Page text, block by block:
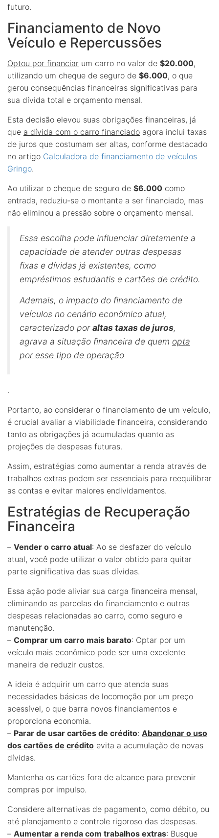
futuro.
Financiamento de Novo
Veículo e Repercussões
Optou por financiar um carro no valor de $20.000,
utilizando um cheque de seguro de $6.000, o que
gerou consequências financeiras significativas para
sua dívida total e orçamento mensal.
Esta decisão elevou suas obrigações financeiras, já
que a dívida com o carro financiado agora inclui taxas
de juros que costumam ser altas, conforme destacado
no artigo Calculadora de financiamento de veículos
Gringo.
Ao utilizar o cheque de seguro de $6.000 como
entrada, reduziu-se o montante a ser financiado, mas
não eliminou a pressão sobre o orçamento mensal.
Essa escolha pode influenciar diretamente a
capacidade de atender outras despesas
fixas e dívidas já existentes, como
empréstimos estudantis e cartões de crédito.
Ademais, o impacto do financiamento de
veículos no cenário econômico atual,
caracterizado poraltas taxas de juros,
agrava a situação financeira de quem opta
por esse tipo de operação
.
Portanto, ao considerar o financiamento de um veículo,
é crucial avaliar a viabilidade financeira, considerando
tanto as obrigações já acumuladas quanto as
projeções de despesas futuras.
Assim, estratégias como aumentar a renda através de
trabalhos extras podem ser essenciais para reequilibrar
as contas e evitar maiores endividamentos.
Estratégias de Recuperação
Financeira
– Vender o carro atual: Ao se desfazer do veículo
atual, você pode utilizar o valor obtido para quitar
parte significativa das suas dívidas.
Essa ação pode aliviar sua carga financeira mensal,
eliminando as parcelas do financiamento e outras
despesas relacionadas ao carro, como seguro e
manutenção.
– Comprar um carro mais barato: Optar por um
veículo mais econômico pode ser uma excelente
maneira de reduzir custos.
A ideia é adquirir um carro que atenda suas
necessidades básicas de locomoção por um preço
acessível, o que barra novos financiamentos e
proporciona economia.
– Parar de usar cartões de crédito: Abandonar o uso
dos cartões de crédito evita a acumulação de novas
dívidas.
Mantenha os cartões fora de alcance para prevenir
compras por impulso.
Considere alternativas de pagamento, como débito, ou
até planejamento e controle rigoroso das despesas.
– Aumentar a renda com trabalhos extras: Busque